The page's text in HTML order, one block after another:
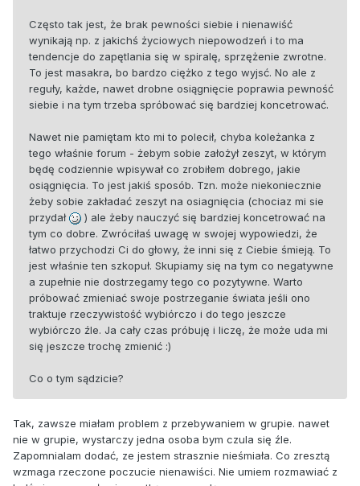
Często tak jest, że brak pewności siebie i nienawiść
wynikają np. z jakichś życiowych niepowodzeń i to ma
tendencje do zapętlania się w spiralę, sprzężenie zwrotne.
To jest masakra, bo bardzo ciężko z tego wyjsć. No ale z
reguły, każde, nawet drobne osiągnięcie poprawia pewność
siebie i na tym trzeba spróbować się bardziej koncetrować.
Nawet nie pamiętam kto mi to polecił, chyba koleżanka z
tego właśnie forum - żebym sobie założył zeszyt, w którym
będę codziennie wpisywał co zrobiłem dobrego, jakie
osiągnięcia. To jest jakiś sposób. Tzn. może niekoniecznie
żeby sobie zakładać zeszyt na osiagnięcia (chociaz mi sie
przydał
) ale żeby nauczyć się bardziej koncetrować na
tym co dobre. Zwróciłaś uwagę w swojej wypowiedzi, że
łatwo przychodzi Ci do głowy, że inni się z Ciebie śmieją. To
jest właśnie ten szkopuł. Skupiamy się na tym co negatywne
a zupełnie nie dostrzegamy tego co pozytywne. Warto
próbować zmieniać swoje postrzeganie świata jeśli ono
traktuje rzeczywistość wybiórczo i do tego jeszcze
wybiórczo źle. Ja cały czas próbuję i liczę, że może uda mi
się jeszcze trochę zmienić :)
Co o tym sądzicie?
Tak, zawsze miałam problem z przebywaniem w grupie. nawet
nie w grupie, wystarczy jedna osoba bym czula się źle.
Zapomnialam dodać, ze jestem strasznie nieśmiała. Co zresztą
wzmaga rzeczone poczucie nienawiści. Nie umiem rozmawiać z